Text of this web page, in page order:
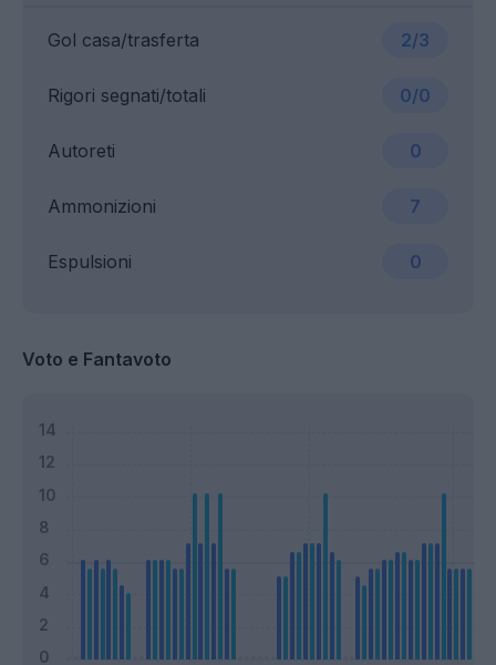
Gol casa/trasferta 2/3
Ammonizioni 7
Rigori segnati/totali 0/0
Espulsioni 0
Autoreti 0
Voto e Fantavoto